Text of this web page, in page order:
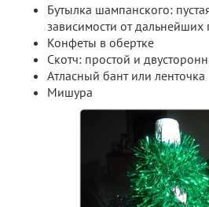
Бутылка шампанского:
зависимости от дальнейших
Конфеты в обертке
Скотч: простой и
Атласный бант или ленточка
Мишура